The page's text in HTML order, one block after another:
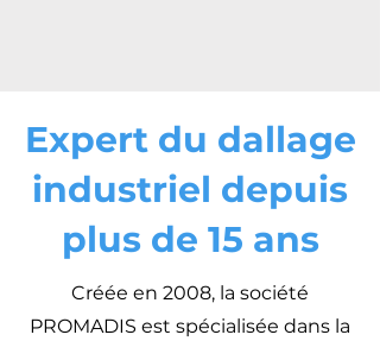
Expert du dallage
industriel depuis
plus de 15 ans
Créée en 2008, la société
PROMADIS est spécialisée dans la